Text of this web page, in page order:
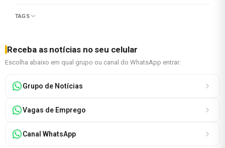
TAGS
Receba as notícias no seu celular
Escolha abaixo em qual grupo ou canal do WhatsApp entrar:
Grupo de Notícias
Vagas de Emprego
Canal WhatsApp